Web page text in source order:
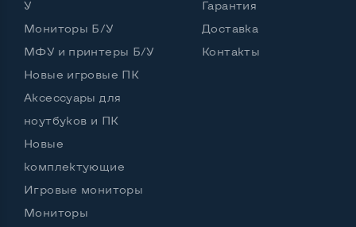
У
Мониторы Б/У
МФУ и принтеры Б/У
Новые игровые ПК
Аксессуары для
ноутбуков и ПК
Новые
комплектующие
Игровые мониторы
Мониторы
Гарантия
Доставка
Контакты